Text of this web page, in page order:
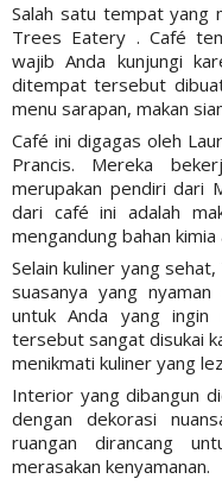
Salah satu tempat yang
Trees Eatery . Café
wajib Anda kunjungi
ditempat tersebut
menu sarapan, makan
Café ini digagas oleh
Prancis. Mereka
merupakan pendiri dari
dari café ini adalah
mengandung bahan
Selain kuliner yang
suasanya yang
untuk Anda yang ingin
tersebut sangat disukai
menikmati kuliner yang
Interior yang dibangun
dengan dekorasi
ruangan dirancang
merasakan kenyamanan.